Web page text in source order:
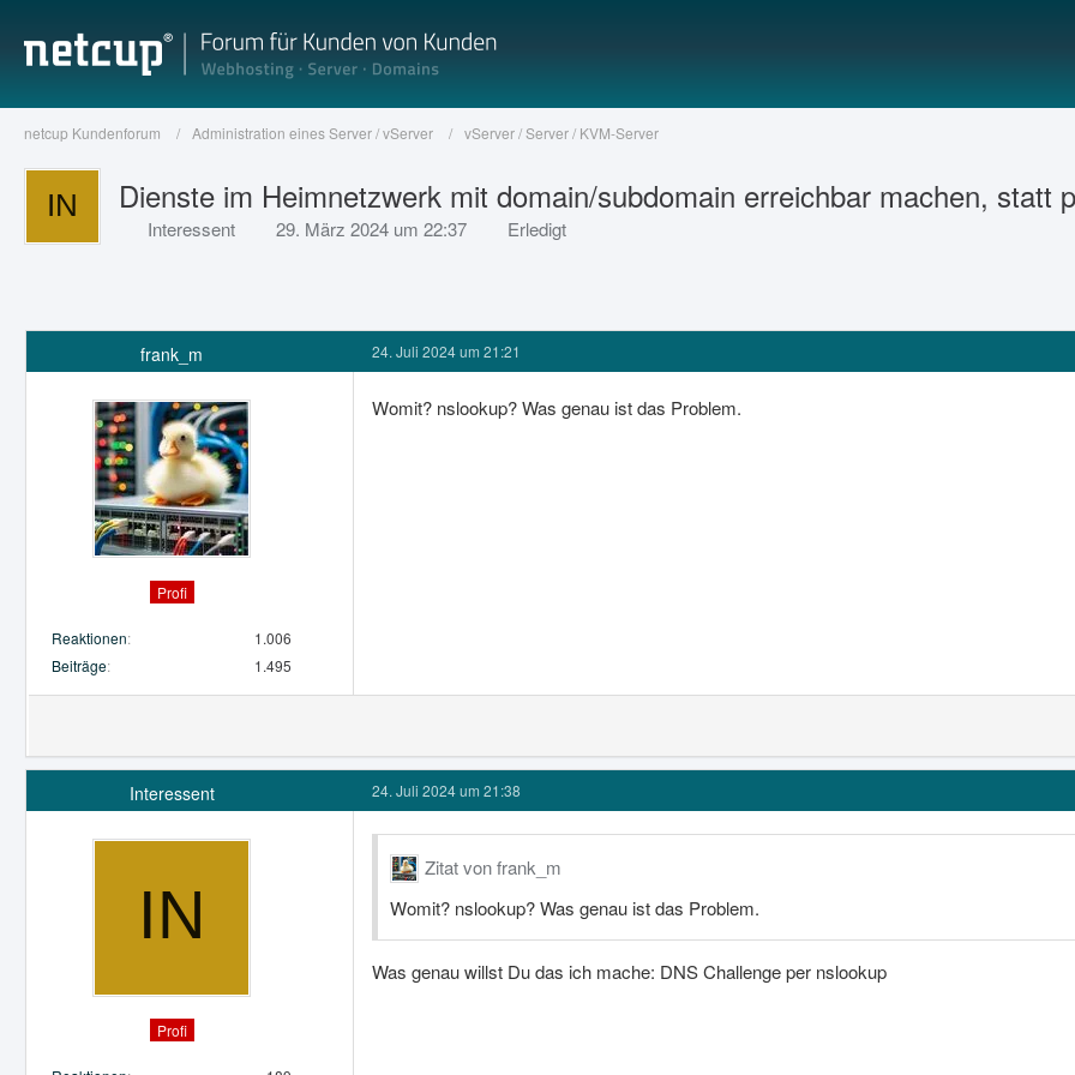
netcup Kundenforum Administration eines Server / vServer vServer / Server / KVM-Server
Dienste im Heimnetzwerk mit domain/subdomain erreichbar machen, statt
Interessent 29. März 2024 um 22:37 Erledigt
frank_m
Profi
Reaktionen
1.006
Beiträge
1.495
24. Juli 2024 um 21:21
Womit? nslookup? Was genau ist das Problem.
Interessent
Profi
24. Juli 2024 um 21:38
Zitat von frank_m
Womit? nslookup? Was genau ist das Problem.
Was genau willst Du das ich mache: DNS Challenge per nslookup